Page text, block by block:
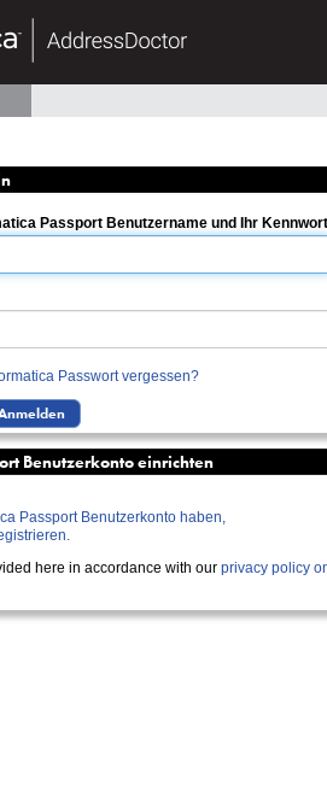
Passport Benutzername und Ihr
Passwort vergessen?
Benutzerkonto einrichten
Passport Benutzerkonto haben,
here in accordance with our privacy policy